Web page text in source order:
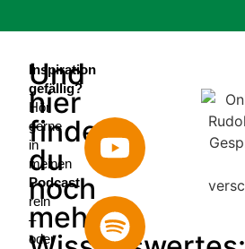
Und
hier
findest
du
noch
mehr
Inspiration
gefällig?
Hör
gerne
in
meinen
Podcast
rein
–
oder